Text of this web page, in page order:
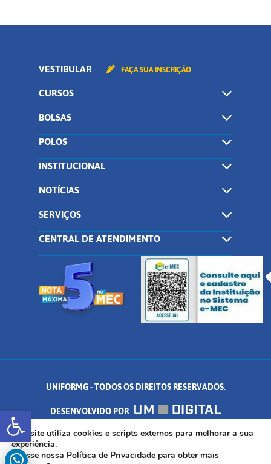
Abrir a barra de ferramentas
VESTIBULAR FAÇA SUA INSCRIÇÃO
CURSOS
BOLSAS
POLOS
INSTITUCIONAL
NOTÍCIAS
SERVIÇOS
CENTRAL DE ATENDIMENTO
UNIFORMG - TODOS OS DIREITOS RESERVADOS.
DESENVOLVIDO POR
AV. DR. ARNALDO DE SENNA, 328 - PALMEIRAS, FORMIGA/MG - CEP:
35.574.530
Este site utiliza cookies e scripts externos para melhorar a sua
experiência.
Acesse nossa Política de Privacidade para obter mais